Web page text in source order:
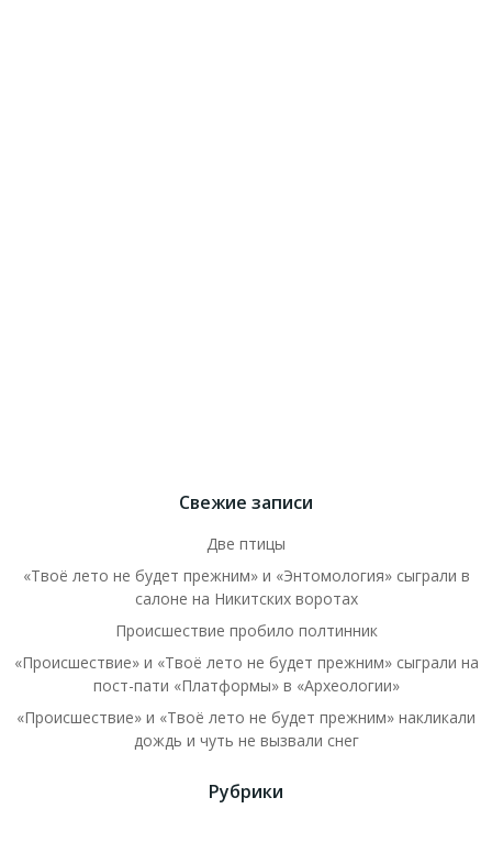
Свежие записи
Две птицы
«Твоё лето не будет прежним» и «Энтомология» сыграли в
салоне на Никитских воротах
Происшествие пробило полтинник
«Происшествие» и «Твоё лето не будет прежним» сыграли на
пост-пати «Платформы» в «Археологии»
«Происшествие» и «Твоё лето не будет прежним» накликали
дождь и чуть не вызвали снег
Рубрики